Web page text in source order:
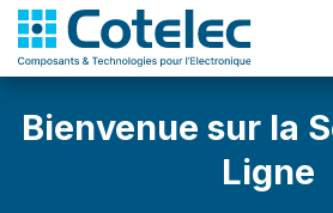
Bienvenue sur la
Ligne